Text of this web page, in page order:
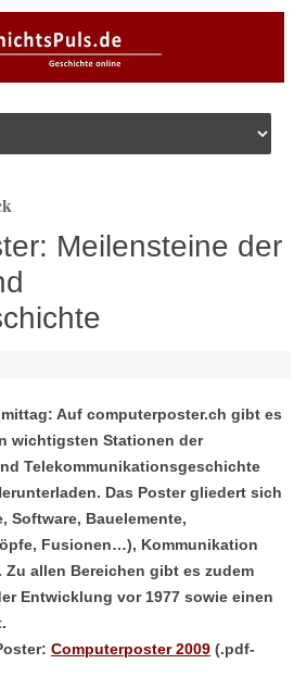
Meilensteine der
Auf computerposter.ch gibt es
wichtigsten Stationen der
Telekommunikationsgeschichte
Das Poster gliedert sich
Software, Bauelemente,
Fusionen…), Kommunikation
allen Bereichen gibt es zudem
Entwicklung vor 1977 sowie einen
Computerposter 2009 (.pdf-